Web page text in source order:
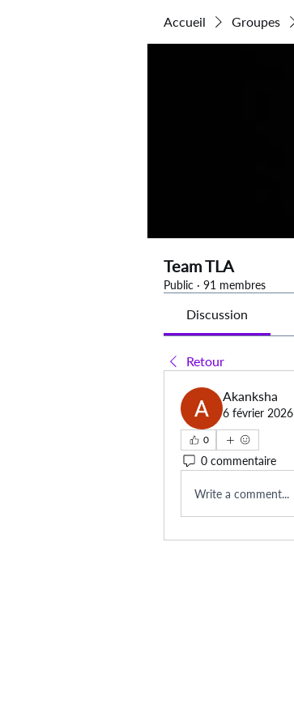
Accueil Groupes
Team TLA
Public · 91 membres
Discussion
Retour
Akanksha
6 février 2026
0
0 commentaire
Write a comment...